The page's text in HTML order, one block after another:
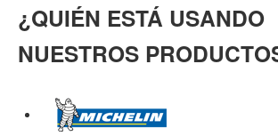
¿QUIÉN ESTÁ USANDO
NUESTROS